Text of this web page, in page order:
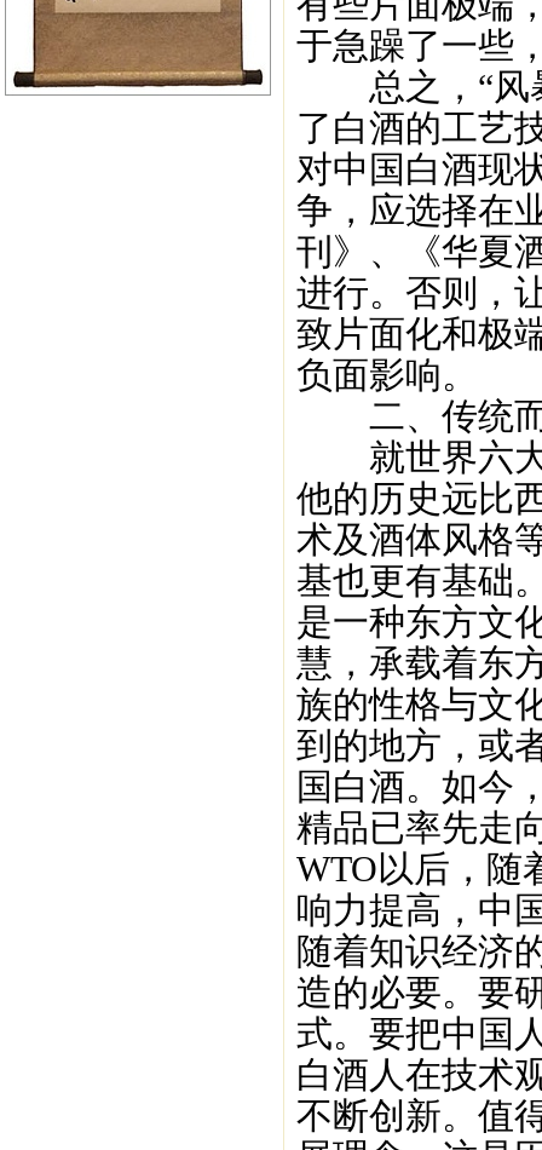
于急躁了一些
总之，“风暴
了白酒的工艺
对中国白酒现
争，应选择在
刊》、《华夏
进行。否则，
致片面化和极
负面影响。
二、传统而
就世界六大
他的历史远比
术及酒体风格
基也更有基础
是一种东方文
慧，承载着东
族的性格与文
到的地方，或
国白酒。如今
精品已率先走
WTO以后，随
响力提高，中
随着知识经济
造的必要。要
式。要把中国
白酒人在技术
不断创新。值